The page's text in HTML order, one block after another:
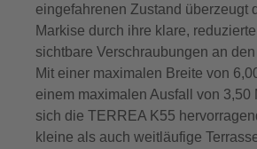
eingefahrenen Zustand überzeugt
Markise durch ihre klare,
sichtbare Verschraubungen an
Mit einer maximalen Breite von
einem maximalen Ausfall von 3,50
sich die TERREA K55
kleine als auch weitläufige